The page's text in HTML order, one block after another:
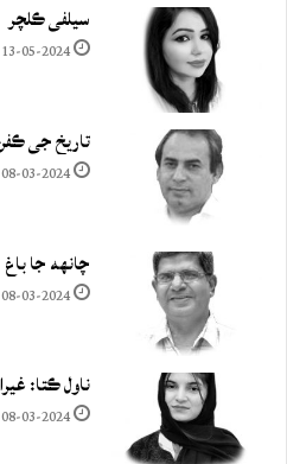
سيلفي ڪلچر
13-05-2024
تاريخ جي
08-03-2024
چانهه جا باغ
08-03-2024
ناول ڪتا:
08-03-2024